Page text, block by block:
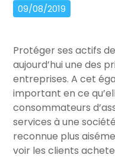
09/08/2019
Protéger ses actifs
aujourd’hui une des
entreprises. A cet
important en ce
consommateurs
services à une
reconnue plus
voir les clients